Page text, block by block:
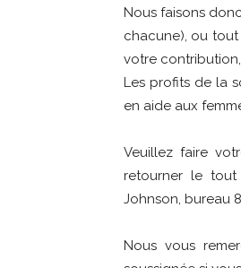
Nous faisons
chacune), ou
votre
Les profits de la
en aide aux
Veuillez faire
retourner le tout
Johnson, bureau
Nous vous